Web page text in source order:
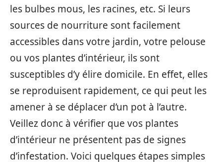
les bulbes mous, les racines, etc. Si leurs
sources de nourriture sont facilement
accessibles dans votre jardin, votre pelouse
ou vos plantes d’intérieur, ils sont
susceptibles d’y élire domicile. En effet, elles
se reproduisent rapidement, ce qui peut les
amener à se déplacer d’un pot à l’autre.
Veillez donc à vérifier que vos plantes
d’intérieur ne présentent pas de signes
d’infestation. Voici quelques étapes simples